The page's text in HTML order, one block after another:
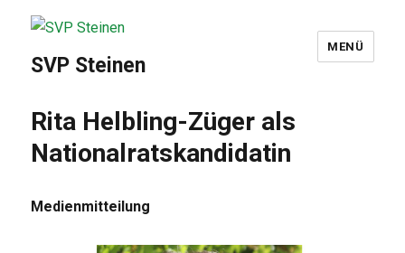
SVP Steinen
MENÜ
Rita Helbling-Züger als
Nationalratskandidatin
Medienmitteilung